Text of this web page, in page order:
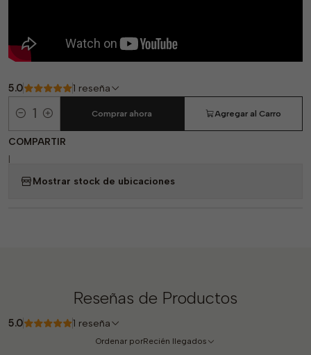
5.0 1 reseña
Cantidad
Agregar al Carro
Comprar ahora
COMPARTIR
|
Mostrar stock de ubicaciones
Reseñas de Productos
5.0 1 reseña
Ordenar porRecién llegados